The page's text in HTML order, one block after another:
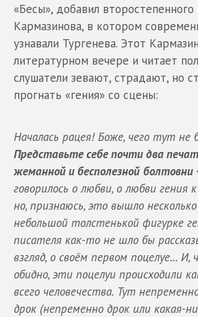
«Бесы», добавил
Кармазинова, в котором
узнавали Тургенева. Этот
литературном вечере и читает
слушатели зевают, страдают, но
прогнать «гения» со сцены:
Началась рацея! Боже, чего тут не
Представьте себе почти два
жеманной и бесполезной болтовни
говорилось о любви, о любви гения
но, признаюсь, это вышло
небольшой толстенькой фигурке
писателя как-то не шло бы
взгляд, о своём первом поцелуе...
обидно, эти поцелуи происходили
всего человечества. Тут
дрок (непременно дрок или какая-